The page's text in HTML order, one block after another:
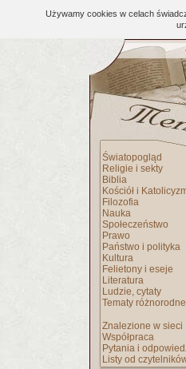
Używamy cookies w celach
Światopogląd
Religie i sekty
Biblia
Kościół i
Filozofia
Nauka
Społeczeństwo
Prawo
Państwo i polityka
Kultura
Felietony i eseje
Literatura
Ludzie, cytaty
Tematy różnorodne
Znalezione w sieci
Współpraca
Pytania i
Listy od